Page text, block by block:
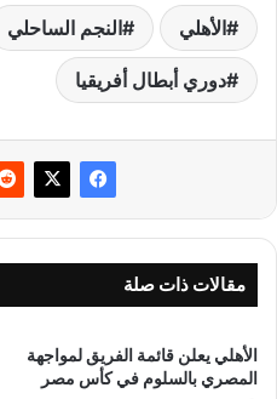
الأهلي النجم الساحلي
دوري أبطال أفريقيا
مقالات ذات صلة
الأهلي يعلن قائمة الفريق لمواجهة
المصري بالسلوم في كأس مصر